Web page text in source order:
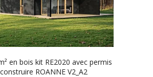
en bois kit RE2020 avec permis
ROANNE V2_A2